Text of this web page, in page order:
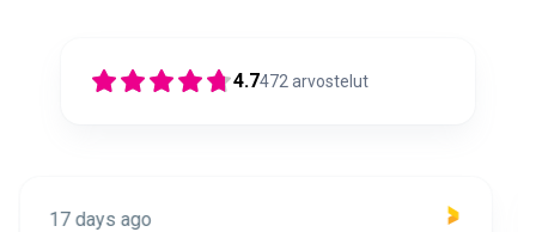
4.7472 arvostelut
17 days ago